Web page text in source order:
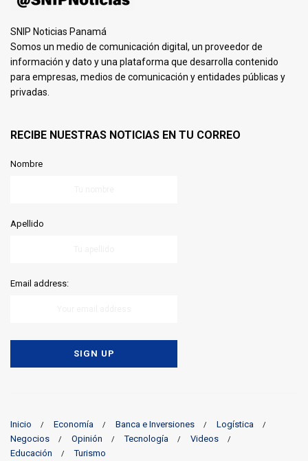
SNIP Noticias Panamá
Somos un medio de comunicación digital, un proveedor de
información y dato y una plataforma que desarrolla contenido
para empresas, medios de comunicación y entidades públicas y
privadas.
RECIBE NUESTRAS NOTICIAS EN TU CORREO
Nombre
Apellido
Email address:
Inicio Economía Banca e Inversiones
Logística
Negocios
Opinión Tecnología
Videos
Educación
Turismo